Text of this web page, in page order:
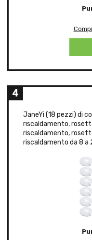
4
JaneYi (18 pezzi) di
riscaldamento,
riscaldamento,
riscaldamento da 8 a